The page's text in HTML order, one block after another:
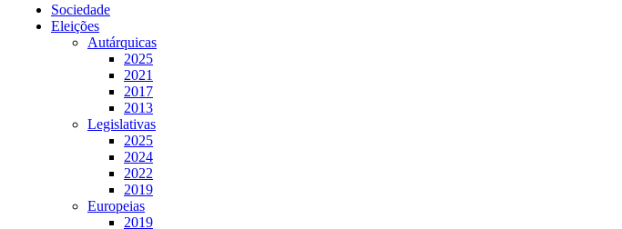
Sociedade
Eleições
Autárquicas
2025
2021
2017
2013
Legislativas
2025
2024
2022
2019
Europeias
2019